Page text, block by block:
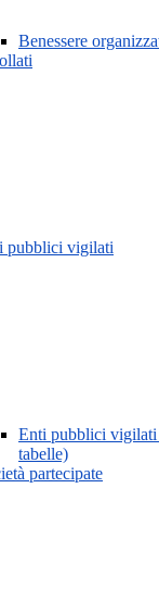
Benessere
pubblici vigilati
Enti pubblici vigilati
tabelle)
partecipate